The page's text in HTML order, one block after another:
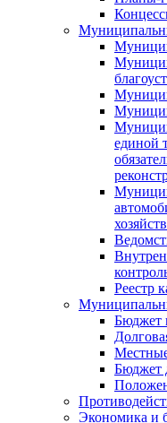
единой
Реестр
Бюджет
Бюджет
Экономика и